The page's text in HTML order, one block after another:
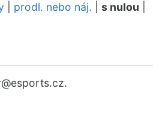
prodl. nebo náj. s nulou
@esports.cz.